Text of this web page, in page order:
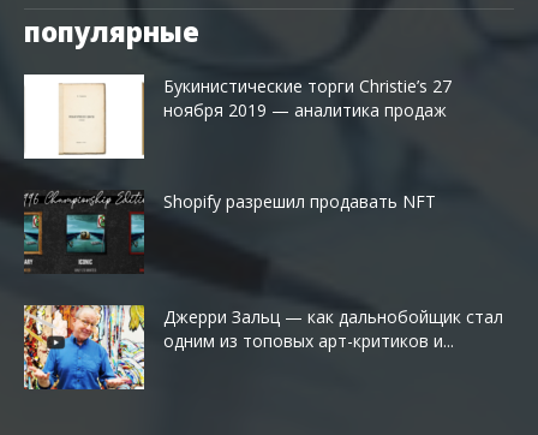
популярные
Букинистические торги Christie’s 27
ноября 2019 — аналитика продаж
Shopify разрешил продавать NFT
Джерри Зальц — как дальнобойщик стал
одним из топовых арт-критиков и...